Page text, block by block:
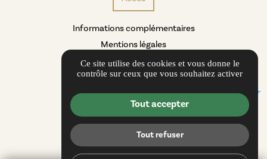
Informations complémentaires
Mentions légales
Politique de confidentialité
Gestion des cookies
Ce site utilise des cookies et vous donne le
contrôle sur ceux que vous souhaitez activer
Tout accepter
Tout refuser